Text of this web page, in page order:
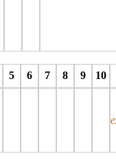
5 6 7 8 9
10